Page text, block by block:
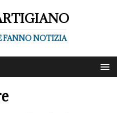
FANNO NOTIZIA